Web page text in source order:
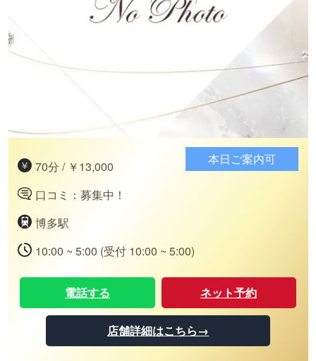
70分 / ￥13,000
口コミ：募集中！
博多駅
10:00 ~ 5:00 (受付 10:00 ~ 5:00)
本日ご案内可
電話する ネット予約
店舗詳細はこちら→